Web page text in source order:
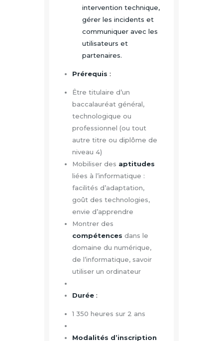
intervention technique,
gérer les incidents et
communiquer avec les
utilisateurs et
partenaires.
Prérequis :
Être titulaire d’un
baccalauréat général,
technologique ou
professionnel (ou tout
autre titre ou diplôme de
niveau 4)
Mobiliser des aptitudes
liées à l’informatique :
facilités d’adaptation,
goût des technologies,
envie d’apprendre
Montrer des
compétences dans le
domaine du numérique,
de l’informatique, savoir
utiliser un ordinateur
Durée:
1 350 heures sur 2 ans
Modalités d’inscription